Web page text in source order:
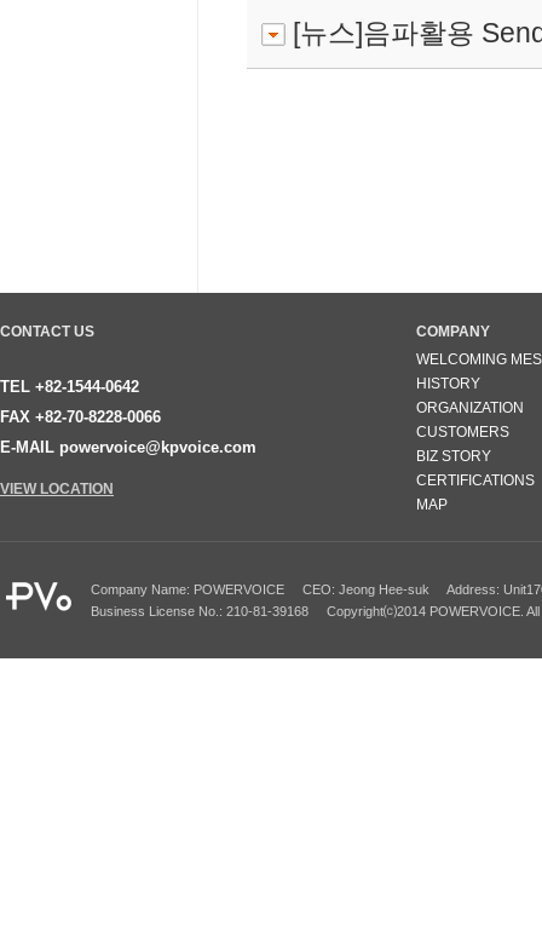
[뉴스]음파활용
CONTACT US
TEL +82-1544-0642
FAX +82-70-8228-0066
E-MAIL powervoice@kpvoice.com
VIEW LOCATION
COMPANY
WELCOMING
HISTORY
ORGANIZATION
CUSTOMERS
BIZ STORY
CERTIFICATIONS
MAP
Company Name: POWERVOICE CEO: Jeong Hee-suk Address:
Business License No.: 210-81-39168 Copyright⒞2014 POWERVOICE. All